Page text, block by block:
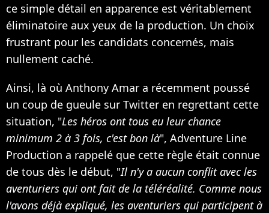
ce simple détail en apparence est véritablement
éliminatoire aux yeux de la production. Un choix
frustrant pour les candidats concernés, mais
nullement caché.
Ainsi, là où Anthony Amar a récemment poussé
un coup de gueule sur Twitter en regrettant cette
situation, "Les héros ont tous eu leur chance
minimum 2 à 3 fois, c'est bon là", Adventure Line
Production a rappelé que cette règle était connue
de tous dès le début, "Il n'y a aucun conflit avec les
aventuriers qui ont fait de la téléréalité. Comme nous
l'avons déjà expliqué, les aventuriers qui participent à